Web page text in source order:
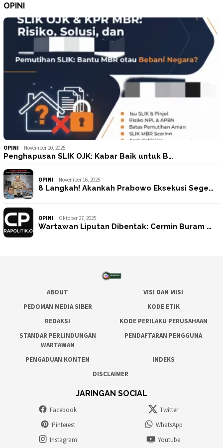
OPINI
OPINI November 20, 2025
Penghapusan SLIK OJK: Kabar Baik untuk B…
OPINI November 16, 2025
8 Langkah! Akankah Prabowo Eksekusi Sege…
OPINI Oktober 27, 2025
Wartawan Liputan Dibentak: Cermin Buram …
ABOUT
VISI DAN MISI
PEDOMAN MEDIA SIBER
KODE ETIK
REDAKSI
KODE PERILAKU PERUSAHAAN
STANDAR PERLINDUNGAN
WARTAWAN
PENDAFTARAN PENGGUNA
PENGADUAN KONTEN
INDEKS
DISCLAIMER
JARINGAN SOCIAL
Facebook
Twitter
Pinterest
WhatsApp
Instagram
Youtube